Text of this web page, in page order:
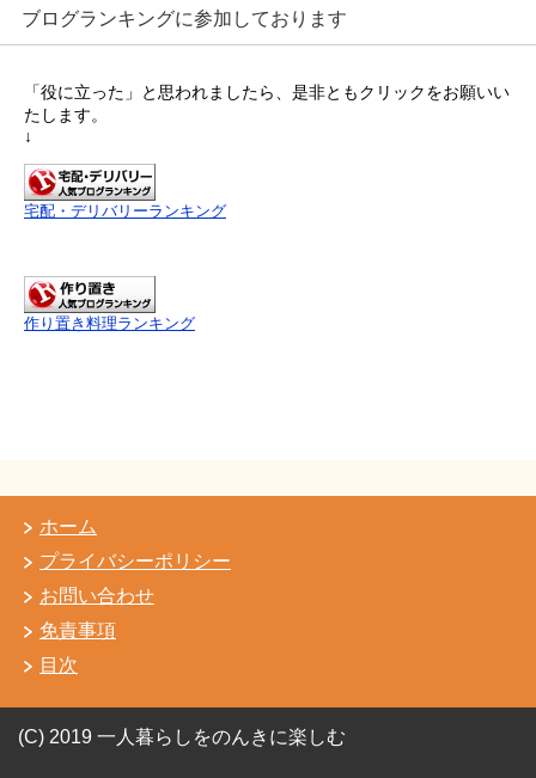
事
は
ち
か
ら
ブログランキングに参加しております
「役に立った」と思われましたら、是非ともクリックをお願いい
たします。
↓
宅配・デリバリーランキング
作り置き料理ランキング
ホーム
プライバシーポリシー
お問い合わせ
免責事項
目次
(C) 2019 一人暮らしをのんきに楽しむ